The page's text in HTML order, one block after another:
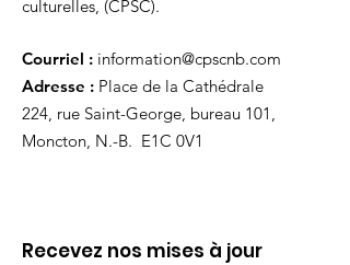
culturelles, (CPSC).
Courriel : information@cpscnb.com
Adresse : Place de la Cathédrale
224, rue Saint-George, bureau 101,
Moncton, N.-B. E1C 0V1
Recevez nos mises à jour